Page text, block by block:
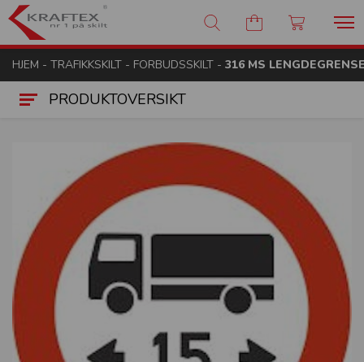
Kraftex - nr 1 på skilt
HJEM - TRAFIKKSKILT - FORBUDSSKILT - 316 MS
PRODUKTOVERSIKT